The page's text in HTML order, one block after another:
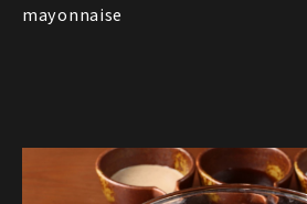
mayonnaise